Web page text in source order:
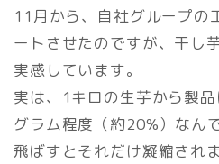
11月から、自社グループの
ートさせたのですが、干し
実感しています。
実は、1キロの生芋から製
グラム程度（約20%）なん
飛ばすとそれだけ凝縮され